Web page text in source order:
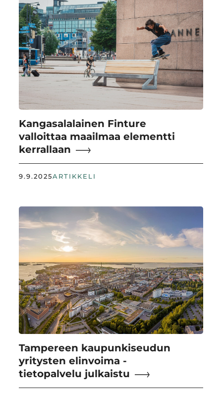
Kangasalalainen Finture
valloittaa maailmaa elementti
kerrallaan
9.9.2025ARTIKKELI
Tampereen kaupunkiseudun
yritysten elinvoima -
tietopalvelu julkaistu